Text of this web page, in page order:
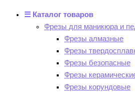
☰ Каталог товаров
Фрезы для маникюра и
Фрезы алмазные
Фрезы
Фрезы безопасные
Фрезы
Фрезы корундовые